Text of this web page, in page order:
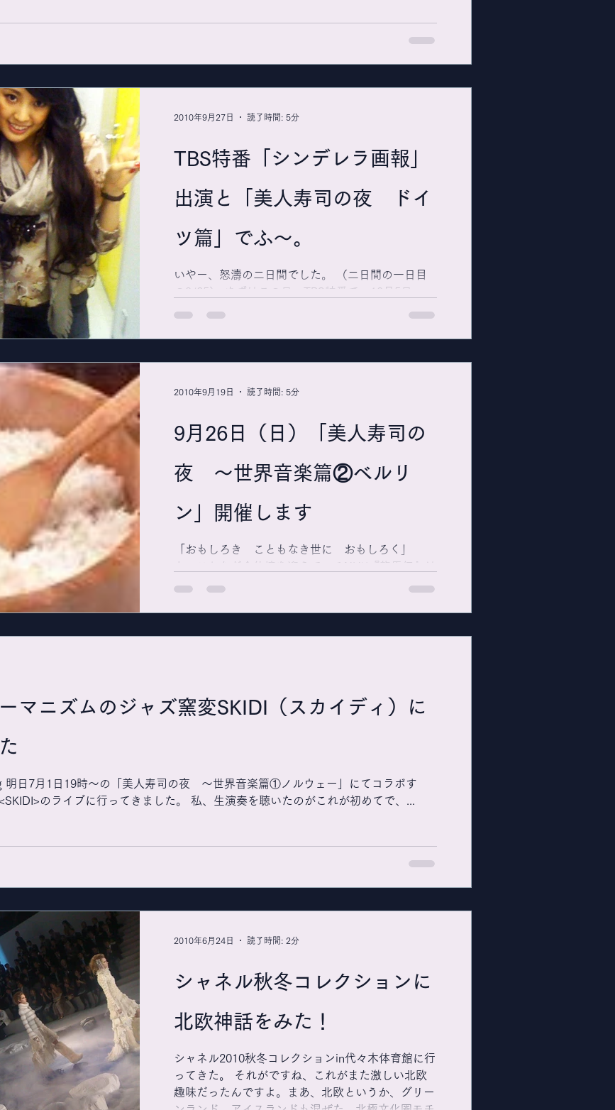
TBS特番「シンデレラ画報」
出演と「美人寿司の夜 ドイ
ツ篇」でふ〜。
いやー、怒濤の二日間でした。 （二日間の一日目
の9/25） まずはこの日、TBS特番で、10月5日
とりとして出演したのですが、バラエティー番組の
制作現場体験は相当に興味深いモノで...
2010年9月27日 読了時間: 5分
9月26日（日）「美人寿司の
夜 〜世界音楽篇②ベルリ
ン」開催します
「おもしろき こともなき世に おもしろく」
と、これただ今佳境を迎えているNHK『龍馬伝』は
高杉晋作の辞世の句ですが、 これ、まさに美人寿
寿司のある、ポストクラブ時代の新ラウンジ「美人
寿司の夜 世界音楽篇②ベルリン」は、彼の地...
2010年9月19日 読了時間: 5分
マニズムのジャズ窯変SKIDI（スカイディ）に
日7月1日19時〜の「美人寿司の夜 〜世界音楽篇①ノルウェー」にてコラボす
のライブに行ってきました。 私、生演奏を聴いたのがこれが初めてで、...
シャネル秋冬コレクションに
北欧神話をみた！
シャネル2010秋冬コレクションin代々木体育館に行
ってきた。 それがですね、これがまた激しい北欧
趣味だったんですよ。まあ、北欧というか、グリー
2010年6月24日 読了時間: 2分